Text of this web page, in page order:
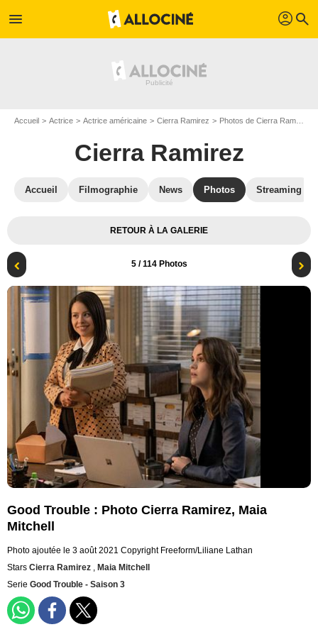
menu profil search
Accueil Actrice Actrice américaine Cierra Ramirez Photos de Cierra Ramirez
Cierra Ramirez
Accueil Filmographie News Photos Streaming
RETOUR À LA GALERIE
5/ 114 Photos
Good Trouble : Photo Cierra Ramirez, Maia
Mitchell
Photo ajoutée le 3 août 2021 Copyright Freeform/Liliane Lathan
Stars Cierra Ramirez , Maia Mitchell
Serie Good Trouble - Saison 3